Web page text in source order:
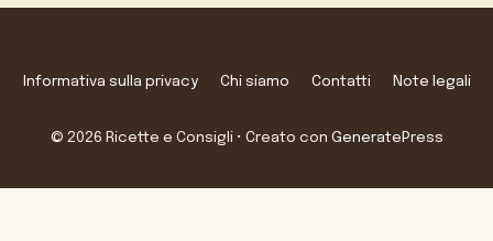
Informativa sulla privacy Chi siamo Contatti Note legali
© 2026 Ricette e Consigli • Creato con GeneratePress